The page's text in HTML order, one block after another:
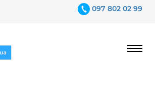
097 802 02 99